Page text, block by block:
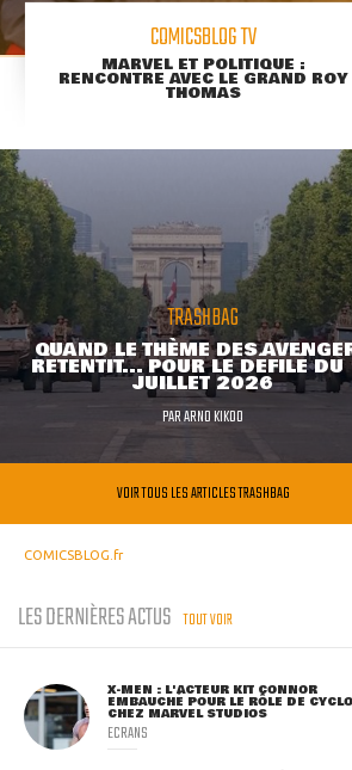
COMICSBLOG TV
MARVEL ET POLITIQUE :
RENCONTRE AVEC LE GRAND ROY
THOMAS
TRASHBAG
QUAND LE THÈME DES
RETENTIT... POUR LE DÉFILÉ
JUILLET 2026
PARARNO KIKOO
VOIR TOUS LES ARTICLES TRASHBAG
COMICSBLOG.fr
LES DERNIÈRES ACTUS TOUT VOIR
X-MEN : L'ACTEUR KIT CONNOR
EMBAUCHÉ POUR LE RÔLE DE
CHEZ MARVEL STUDIOS
ECRANS